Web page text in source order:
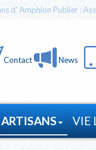
d' Amphion Publier :
Contact News
VIE